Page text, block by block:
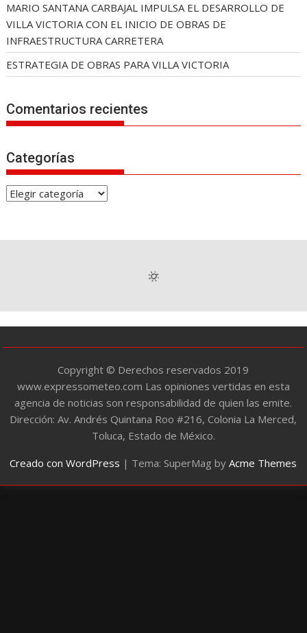
MARIO SANTANA CARBAJAL IMPULSA EL DESARROLLO DE
VILLA VICTORIA CON EL INICIO DE OBRAS DE
INFRAESTRUCTURA CARRETERA
ESTRATEGIA DE OBRAS PARA VILLA VICTORIA
Comentarios recientes
Categorías
C
e
í
a
Copyright © Derechos reservados 2019
www.expressometeo.com Las opiniones vertidas en esta
agencia de noticias son responsabilidad de quien las emite.
Dirección: Av. Andrés Quintana Roo #216, Colonia La Merced,
Toluca, Estado de México.
Creado con WordPress | Tema: SuperMag byAcme Themes